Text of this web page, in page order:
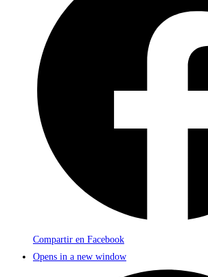
Compartir en Facebook
Opens in a new window